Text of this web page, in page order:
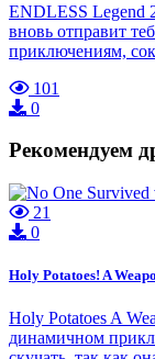
ENDLESS Legend
вновь отправит
приключениям,
101
0
Рекомендуем
21
0
Holy Potatoes! A
Holy Potatoes A
динамичном